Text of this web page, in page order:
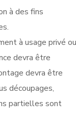
à des fins
à usage privé
devra être
devra être
découpages,
partielles sont